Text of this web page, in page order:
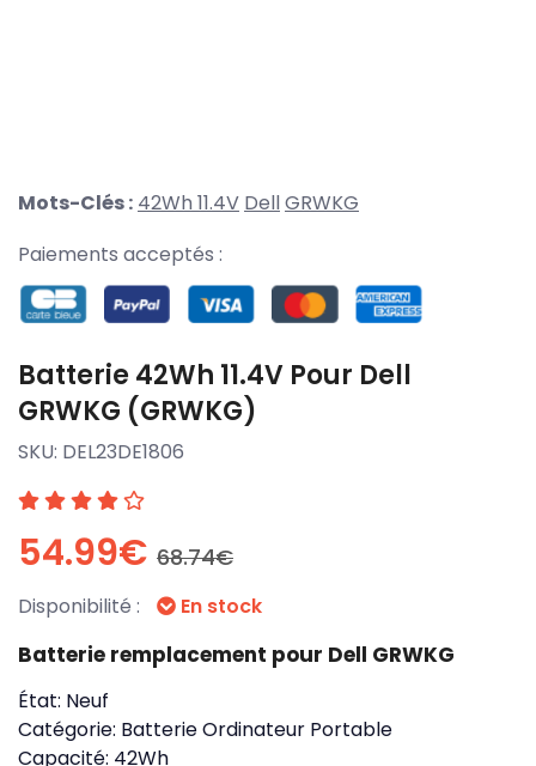
Mots-Clés : 42Wh 11.4V DellGRWKG
Paiements acceptés :
Batterie 42Wh 11.4V Pour Dell
GRWKG (GRWKG)
SKU: DEL23DE1806
54.99€ 68.74€
Disponibilité : En stock
Batterie remplacement pour Dell GRWKG
État: Neuf
Catégorie: Batterie Ordinateur Portable
Capacité: 42Wh